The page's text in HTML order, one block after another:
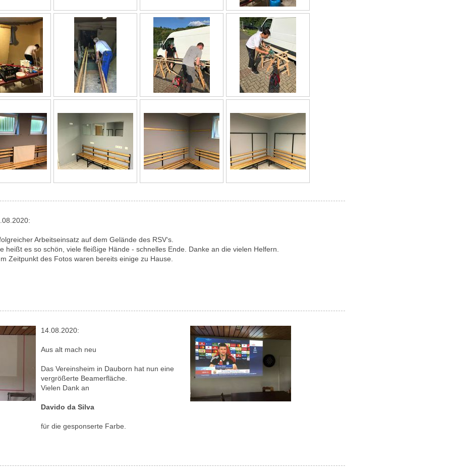
Arbeitseinsatz auf dem Gelände des RSV‘s.
heißt es so schön, viele fleißige Hände - schnelles Ende. Danke an die vielen Helfern.
Zeitpunkt des Fotos waren bereits einige zu Hause.
14.08.2020:
Aus alt mach neu
Das Vereinsheim in Dauborn hat nun eine
vergrößerte Beamerfläche.
Vielen Dank an
Davido da Silva
für die gesponserte Farbe.